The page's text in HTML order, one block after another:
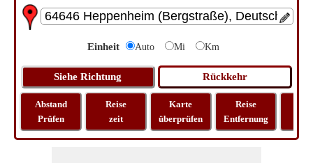
Einheit Auto Mi Km
Abstand
Prüfen
Reise
zeit
Karte
überprüfen
Reise
Entfernung